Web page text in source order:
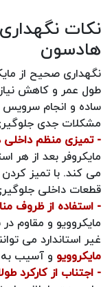
نکات
هادسون
نگهداری صحیح از
طول عمر و کاهش نیاز
ساده و انجام سرویس
مشکلات جدی
- تمیزی منظم داخلی
مایکروفر بعد از هر
می کند. با تمیز
قطعات داخلی
- استفاده از ظروف
مایکروویو و مقاوم
غیر استاندارد می
مایکروویو و آسیب به
- اجتناب از کارکرد